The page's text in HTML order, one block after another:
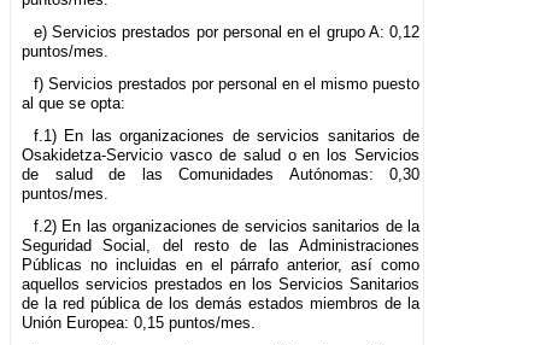
e) Servicios prestados por personal en el grupo A: 0,12
puntos/mes.
f) Servicios prestados por personal en el mismo puesto
al que se opta:
f.1) En las organizaciones de servicios sanitarios de
Osakidetza-Servicio vasco de salud o en los Servicios
de salud de las Comunidades Autónomas: 0,30
puntos/mes.
f.2) En las organizaciones de servicios sanitarios de la
Seguridad Social, del resto de las Administraciones
Públicas no incluidas en el párrafo anterior, así como
aquellos servicios prestados en los Servicios Sanitarios
de la red pública de los demás estados miembros de la
Unión Europea: 0,15 puntos/mes.